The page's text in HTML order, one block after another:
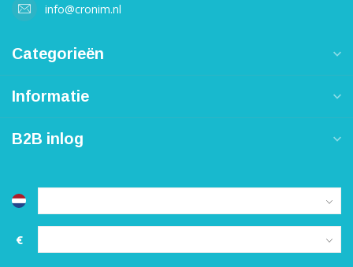
info@cronim.nl
Categorieën
Informatie
B2B inlog
€